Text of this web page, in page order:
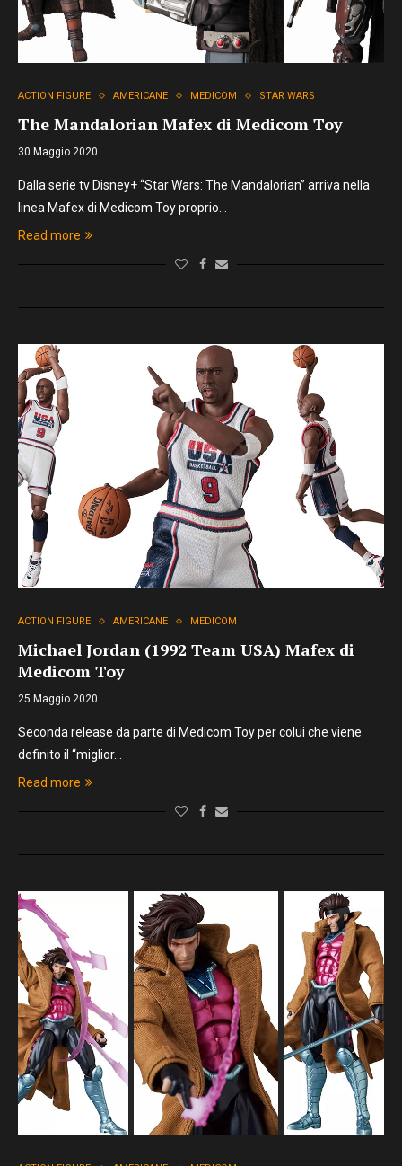
ACTION FIGURE AMERICANE MEDICOM STAR WARS
The Mandalorian Mafex di Medicom Toy
30 Maggio 2020
Dalla serie tv Disney+ “Star Wars: The Mandalorian” arriva nella
linea Mafex di Medicom Toy proprio…
Read more
ACTION FIGURE AMERICANE MEDICOM
Michael Jordan (1992 Team USA) Mafex di
Medicom Toy
25 Maggio 2020
Seconda release da parte di Medicom Toy per colui che viene
definito il “miglior…
Read more